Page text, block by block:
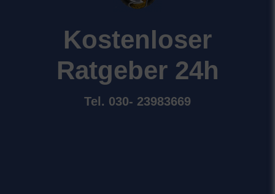
Kostenloser
Ratgeber 24h
Tel. 030- 23983669